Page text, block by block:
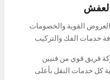
العروض القوية والخصومات
خدمات الفك والتركيب
لا مثيل لها، كما
المميزة والعالية
فريق قوي من فنيين
كل خدمات النقل بأعلى